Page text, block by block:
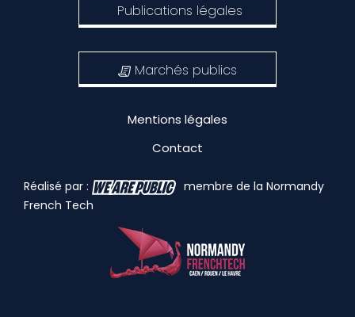
Publications légales
Marchés publics
Mentions légales
Contact
Réalisé par :
membre de la Normandy
French Tech